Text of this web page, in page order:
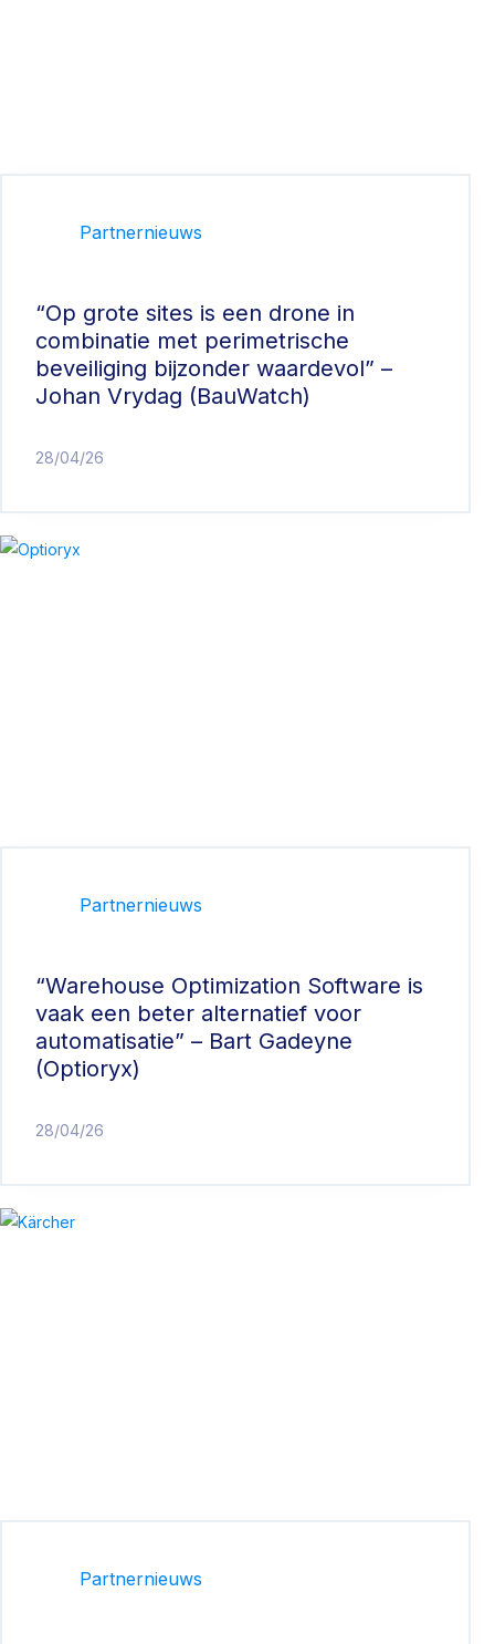
Partnernieuws
“Op grote sites is een drone in
combinatie met perimetrische
beveiliging bijzonder waardevol” –
Johan Vrydag (BauWatch)
28/04/26
Partnernieuws
“Warehouse Optimization Software is
vaak een beter alternatief voor
automatisatie” – Bart Gadeyne
(Optioryx)
28/04/26
Partnernieuws